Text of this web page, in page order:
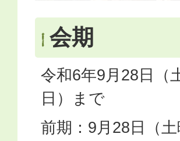
会期
令和6年9月28日（
日）まで
前期：9月28日（